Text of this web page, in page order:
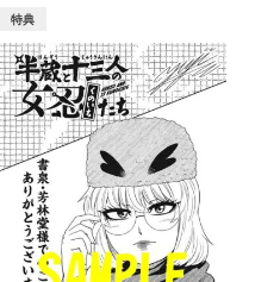
特典